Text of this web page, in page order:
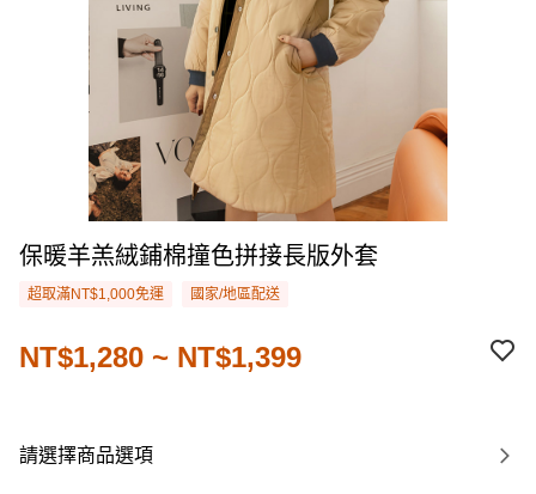
保暖羊羔絨鋪棉撞色拼接長版外套
超取滿NT$1,000免運 國家/地區配送
NT$1,280 ~ NT$1,399
請選擇商品選項